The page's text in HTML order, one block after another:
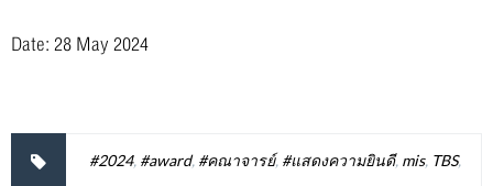
Date: 28 May 2024
#2024, #award, #คณาจารย์, #แสดงความยินดี, mis, TBS,